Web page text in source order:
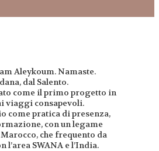
Aleykoum. Namaste.
dal Salento.
come il primo progetto in
viaggi consapevoli.
come pratica di presenza,
con un legame
che frequento da
l’area SWANA e l’India.